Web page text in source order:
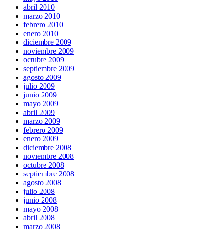
abril 2010
marzo 2010
febrero 2010
enero 2010
diciembre 2009
noviembre 2009
octubre 2009
septiembre 2009
agosto 2009
julio 2009
junio 2009
mayo 2009
abril 2009
marzo 2009
febrero 2009
enero 2009
diciembre 2008
noviembre 2008
octubre 2008
septiembre 2008
agosto 2008
julio 2008
junio 2008
mayo 2008
abril 2008
marzo 2008